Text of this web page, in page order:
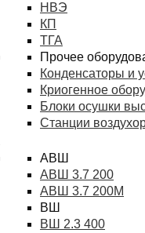
НВЭ
КП
ТГА
Прочее
Конденсаторы и
Криогенное
Блоки осушки
Станции
АВШ
АВШ 3.7 200
АВШ 3.7 200М
ВШ
ВШ 2.3 400